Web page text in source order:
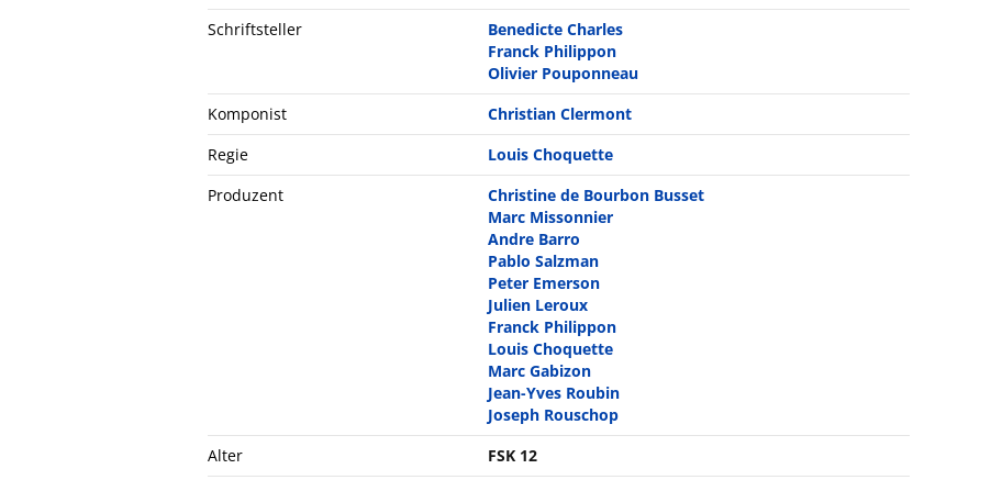
Schriftsteller
Benedicte Charles
Franck Philippon
Olivier Pouponneau
Komponist
Christian Clermont
Regie
Louis Choquette
Produzent
Christine de Bourbon Busset
Marc Missonnier
Andre Barro
Pablo Salzman
Peter Emerson
Julien Leroux
Franck Philippon
Louis Choquette
Marc Gabizon
Jean-Yves Roubin
Joseph Rouschop
Alter
FSK 12